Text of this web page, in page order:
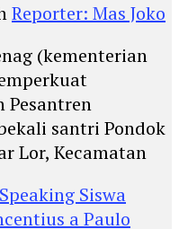
Reporter: Mas Joko
(kementerian
Pesantren
santri Pondok
Lor, Kecamatan